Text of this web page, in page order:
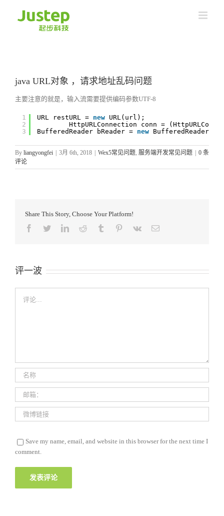
java URL对象 ，请求地址乱码问题
主要注意的就是，输入流需要提供编码参数UTF-8
1
2
3
URL restURL = new URL(url);
HttpURLConnection conn =
BufferedReader bReader = new BufferedReader(
By liangyongfei 3月 6th, 2018 Wex5常见问题, 服务端开发常见问题
0 条
评论
Share This Story, Choose Your Platform!
Facebook
TwitterLinkedInReddit Tumblr Pinterest
Vk Email
评一波
Save my name, email, and website in this browser for the next time I
comment.